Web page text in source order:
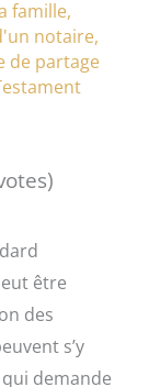
famille,
notaire,
de partage
être
des
s’y
qui demande